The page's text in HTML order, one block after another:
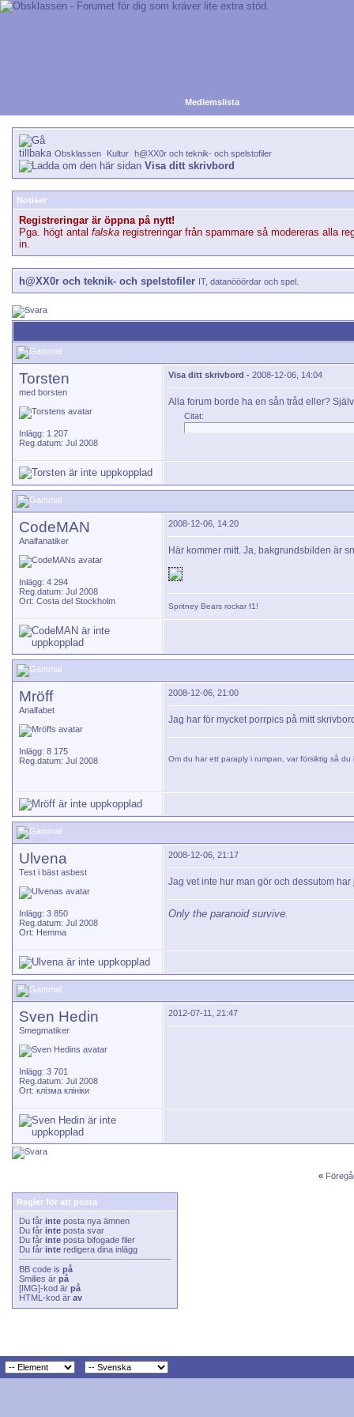
Medlemslista
Obsklassen Kultur h@XX0r och teknik- och spelstofiler
Visa ditt skrivbord
Notiser
Registreringar är öppna på nytt!
Pga. högt antal falska registreringar från spammare så modereras alla
in.
h@XX0r och teknik- och spelstofiler IT, datanööördar och spel.
Torsten
med borsten
Inlägg: 1 207
Reg.datum: Jul 2008
Visa ditt skrivbord - 2008-12-06, 14:04
Alla forum borde ha en sån tråd eller?
Citat:
CodeMAN
Analfanatiker
Inlägg: 4 294
Reg.datum: Jul 2008
Ort: Costa del Stockholm
2008-12-06, 14:20
Här kommer mitt. Ja, bakgrundsbilden är
Spritney Bears rockar f1!
Mröff
Analfabet
Inlägg: 8 175
Reg.datum: Jul 2008
2008-12-06, 21:00
Jag har för mycket porrpics på mitt
Om du har ett paraply i rumpan, var försiktig så
Ulvena
Test i bäst asbest
Inlägg: 3 850
Reg.datum: Jul 2008
Ort: Hemma
2008-12-06, 21:17
Jag vet inte hur man gör och dessutom
Only the paranoid survive.
Sven Hedin
Smegmatiker
Inlägg: 3 701
Reg.datum: Jul 2008
Ort: клізма клініки
2012-07-11, 21:47
«
Regler för att posta
Du får inte posta nya ämnen
Du får inte posta svar
Du får inte posta bifogade filer
Du får inte redigera dina inlägg
BB code is på
Smilies är på
[IMG]-kod är på
HTML-kod är av